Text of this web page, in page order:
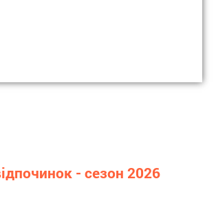
- сезон 2026